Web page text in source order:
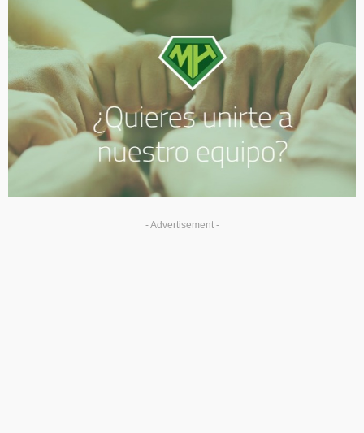
- Advertisement -